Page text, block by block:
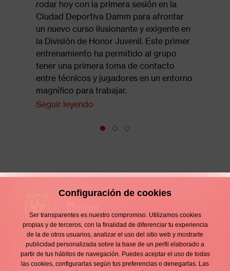
rodar hoy con la primera sesión en la
Ciudad Deportiva Damm para afrontar
un nuevo curso ilusionante y exigente en
la División de Honor Juvenil. Este primer
entrenamiento ha permitido al grupo
tener una primera toma de contacto
entre técnicos y jugadores en un entorno
magnífico para trabajar.
Seguir leyendo
Enllaços
d'interès
Contacto
Aviso legal
Configuración de cookies
Ser transparentes es nuestro compromiso. Utilizamos cookies
propias y de terceros, con la finalidad de diferenciar tu experiencia
de la de otros usuarios, analizar el uso del sitio web y mostrarte
publicidad personalizada sobre la base de un perfil elaborado a
partir de tus hábitos de navegación. Puedes aceptar el uso de todas
las cookies, configurarlas según tus preferencias o denegarlas. Las